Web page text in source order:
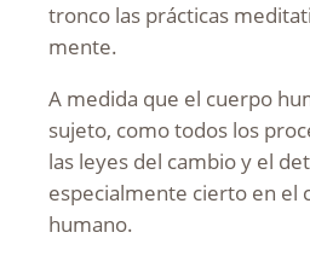
tronco las prácticas
mente.
A medida que el cuerpo
sujeto, como todos los
las leyes del cambio y el
especialmente cierto en el
humano.